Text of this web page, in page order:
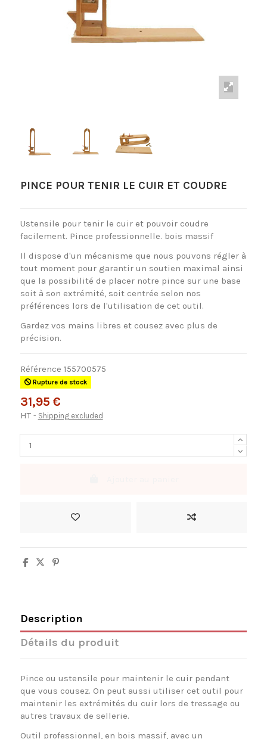
PINCE POUR TENIR LE CUIR ET COUDRE
Ustensile pour tenir le cuir et pouvoir coudre
facilement. Pince professionnelle. bois massif
Il dispose d'un mécanisme que nous pouvons régler à
tout moment pour garantir un soutien maximal ainsi
que la possibilité de placer notre pince sur une base
soit à son extrémité, soit centrée selon nos
préférences lors de l'utilisation de cet outil.
Gardez vos mains libres et cousez avec plus de
précision.
Référence 155700575
Rupture de stock
31,95 €
HT Shipping excluded
Description
Détails du produit
Pince ou ustensile pour maintenir le cuir pendant
que vous cousez. On peut aussi utiliser cet outil pour
maintenir les extrémités du cuir lors de tressage ou
autres travaux de sellerie.
Outil professionnel, en bois massif, avec un